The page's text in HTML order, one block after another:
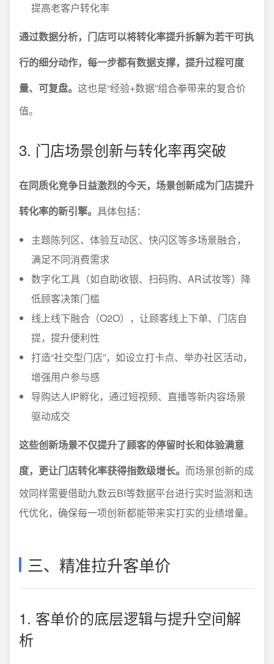
提高老客户转化率
通过数据分析，门店可以将转化率提升拆解为若干可执
行的细分动作，每一步都有数据支撑，提升过程可度
量、可复盘。 这也是“经验+数据”组合拳带来的复合价
值。
3. 门店场景创新与转化率再突破
在同质化竞争日益激烈的今天，场景创新成为门店提升
转化率的新引擎。 具体包括：
主题陈列区、体验互动区、快闪区等多场景融合，
满足不同消费需求
数字化工具（如自助收银、扫码购、AR试妆等）降
低顾客决策门槛
线上线下融合（O2O），让顾客线上下单、门店自
提，提升便利性
打造“社交型门店”，如设立打卡点、举办社区活动，
增强用户参与感
导购达人IP孵化，通过短视频、直播等新内容场景
驱动成交
这些创新场景不仅提升了顾客的停留时长和体验满意
度，更让门店转化率获得指数级增长。 而场景创新的成
效同样需要借助九数云BI等数据平台进行实时监测和迭
代优化，确保每一项创新都能带来实打实的业绩增量。
三、精准拉升客单价
1. 客单价的底层逻辑与提升空间解
析